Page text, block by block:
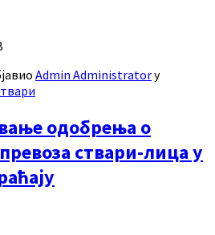
Admin Administratorу
одобрења о
ствари-лица у